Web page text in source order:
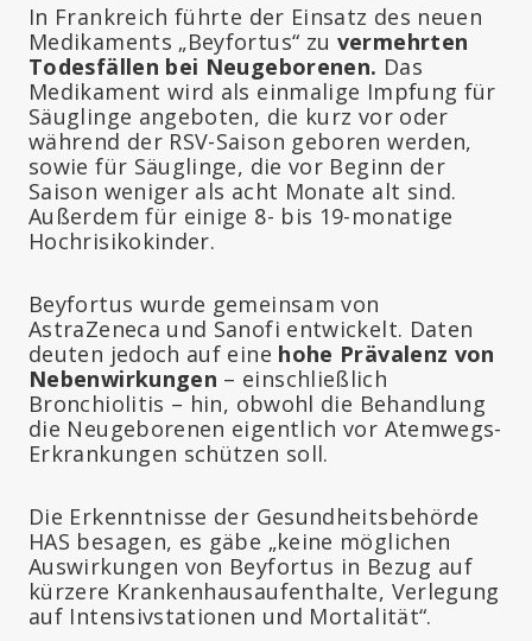
In Frankreich führte der Einsatz des neuen
Medikaments „Beyfortus“ zu vermehrten
Todesfällen bei Neugeborenen. Das
Medikament wird als einmalige Impfung für
Säuglinge angeboten, die kurz vor oder
während der RSV-Saison geboren werden,
sowie für Säuglinge, die vor Beginn der
Saison weniger als acht Monate alt sind.
Außerdem für einige 8- bis 19-monatige
Hochrisikokinder.
Beyfortus wurde gemeinsam von
AstraZeneca und Sanofi entwickelt. Daten
deuten jedoch auf eine hohe Prävalenz von
Nebenwirkungen – einschließlich
Bronchiolitis – hin, obwohl die Behandlung
die Neugeborenen eigentlich vor Atemwegs-
Erkrankungen schützen soll.
Die Erkenntnisse der Gesundheitsbehörde
HAS besagen, es gäbe „keine möglichen
Auswirkungen von Beyfortus in Bezug auf
kürzere Krankenhausaufenthalte, Verlegung
auf Intensivstationen und Mortalität“.